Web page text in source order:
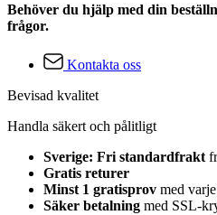
Behöver du hjälp med din
frågor.
Kontakta oss
Bevisad kvalitet
Handla säkert och pålitligt
Sverige: Fri standardfrakt
Gratis returer
Minst 1 gratisprov med
Säker betalning med SSL-